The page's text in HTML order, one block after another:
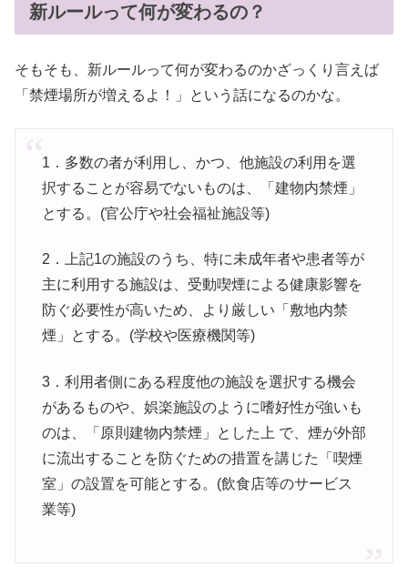
新ルールって何が変わるの？
そもそも、新ルールって何が変わるのかざっくり言えば
「禁煙場所が増えるよ！」という話になるのかな。
1．多数の者が利用し、かつ、他施設の利用を選
択することが容易でないものは、「建物内禁煙」
とする。(官公庁や社会福祉施設等)
2．上記1の施設のうち、特に未成年者や患者等が
主に利用する施設は、受動喫煙による健康影響を
防ぐ必要性が高いため、より厳しい「敷地内禁
煙」とする。(学校や医療機関等)
3．利用者側にある程度他の施設を選択する機会
があるものや、娯楽施設のように嗜好性が強いも
のは、「原則建物内禁煙」とした上 で、煙が外部
に流出することを防ぐための措置を講じた「喫煙
室」の設置を可能とする。(飲食店等のサービス
業等)